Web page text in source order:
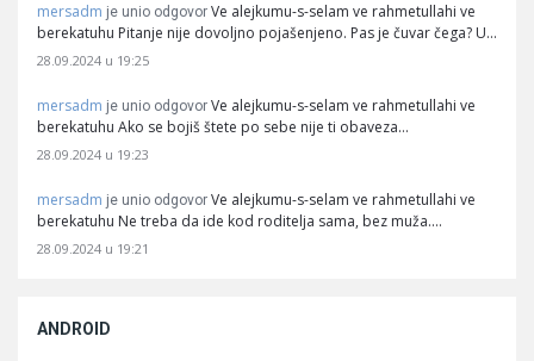
mersadm je unio odgovor Ve alejkumu-s-selam ve rahmetullahi ve
berekatuhu Pitanje nije dovoljno pojašenjeno. Pas je čuvar čega? U…
28.09.2024 u 19:25
mersadm je unio odgovor Ve alejkumu-s-selam ve rahmetullahi ve
berekatuhu Ako se bojiš štete po sebe nije ti obaveza…
28.09.2024 u 19:23
mersadm je unio odgovor Ve alejkumu-s-selam ve rahmetullahi ve
berekatuhu Ne treba da ide kod roditelja sama, bez muža.…
28.09.2024 u 19:21
ANDROID